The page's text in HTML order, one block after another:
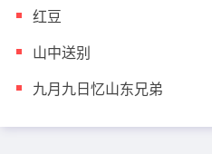
红豆
山中送别
九月九日忆山东兄弟